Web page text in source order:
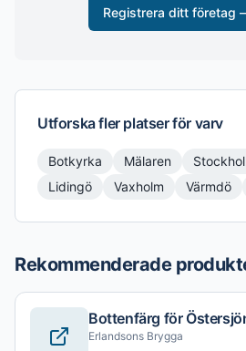
Registrera ditt företag
Utforska fler platser för varv
Botkyrka Mälaren
Lidingö
Vaxholm Värmdö
Rekommenderade
Bottenfärg för
Erlandsons Brygga